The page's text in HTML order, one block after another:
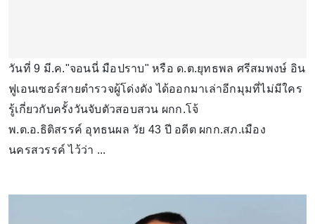
วันที่ 9 มี.ค."จอนนี่ มือปราบ" หรือ ด.ต.ยุทธพล ศรีสมพงษ์ อิน
ฟูเอนเซอร์สายตำรวจผู้โด่งดัง ได้ออกมาเล่าอีกมุมที่ไม่มีใคร
รู้เกี่ยวกับครั้งวันจับตัวสอบสวน ผกก.โจ้
พ.ต.อ.ธิติสรรค์ อุทธนผล วัย 43 ปี อดีต ผกก.สภ.เมือง
นครสวรรค์ ไว้ว่า ...